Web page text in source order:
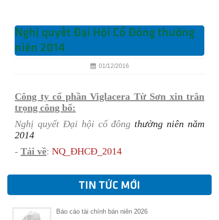
Nghị quyết Đại Hội Cổ Đông thường
niên 2014
01/12/2016
Công ty cổ phần Viglacera Từ Sơn xin trân
trọng công bố:
Nghị quyết Đại hội cổ đông thường niên năm
2014
- Tải về: NQ_ ĐHCĐ_2014
TIN TỨC MỚI
Báo cáo tài chính bán niên 2026